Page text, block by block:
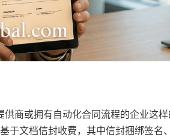
商或拥有自动化合同流程的企业这
于文档信封收费，其中信封捆绑签名